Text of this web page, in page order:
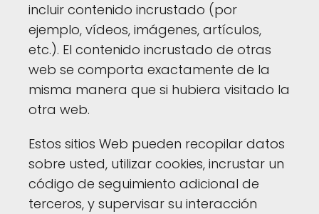
incluir contenido incrustado (por
ejemplo, vídeos, imágenes, artículos,
etc.). El contenido incrustado de otras
web se comporta exactamente de la
misma manera que si hubiera visitado la
otra web.
Estos sitios Web pueden recopilar datos
sobre usted, utilizar cookies, incrustar un
código de seguimiento adicional de
terceros, y supervisar su interacción